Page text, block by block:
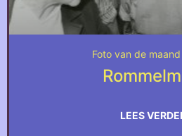
Foto van de
LEES